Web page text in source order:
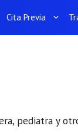
Cita Previa
pediatra y